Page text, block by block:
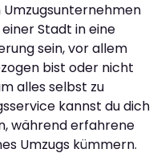
Stadt in eine
sein, vor allem
bist oder nicht
alles selbst zu
kannst du dich
während erfahrene
Umzugs kümmern.